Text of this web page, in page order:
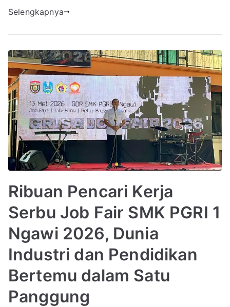
Selengkapnya
Ribuan Pencari Kerja
Serbu Job Fair SMK PGRI 1
Ngawi 2026, Dunia
Industri dan Pendidikan
Bertemu dalam Satu
Panggung